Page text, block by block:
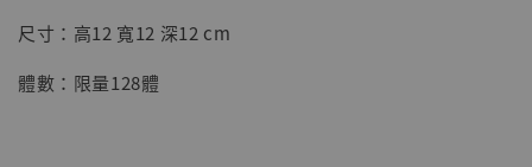
NT$ 4,280
NT$ 5,580
尺寸：高12 寬12 深12 cm
體數：限量128體